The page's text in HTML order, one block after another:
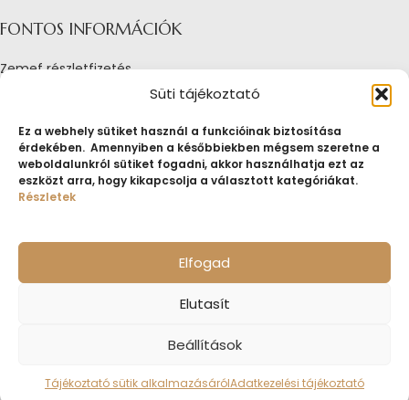
Süti tájékoztató
Ez a webhely sütiket használ a funkcióinak biztosítása
érdekében. Amennyiben a későbbiekben mégsem szeretne a
weboldalunkról sütiket fogadni, akkor használhatja ezt az
eszközt arra, hogy kikapcsolja a választott kategóriákat.
Részletek
Elfogad
Elutasít
Beállítások
Tájékoztató sütik alkalmazásárólAdatkezelési tájékoztató
FONTOS INFORMÁCIÓK
Zemef részletfizetés
Adatkezelési tájékoztató
Tájékoztató sütik alkalmazásáról
Fogyasztóvédelmi tájékoztató
Jogi nyilatkozat
Impresszum